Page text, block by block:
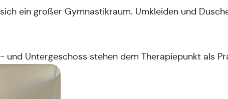
ein großer Gymnastikraum. Umkleiden und
und Untergeschoss stehen dem Therapiepunkt als